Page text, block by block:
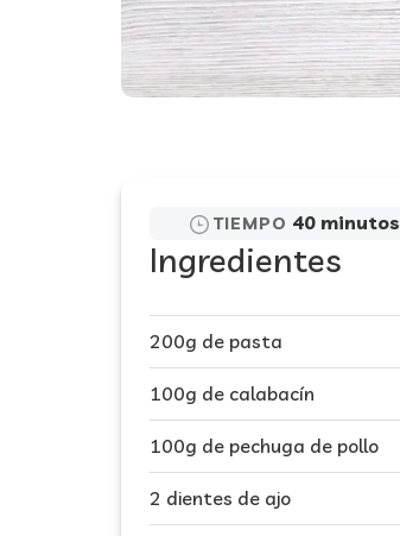
TIEMPO 40 minutos
Ingredientes
200g de pasta
100g de calabacín
100g de pechuga de pollo
2 dientes de ajo